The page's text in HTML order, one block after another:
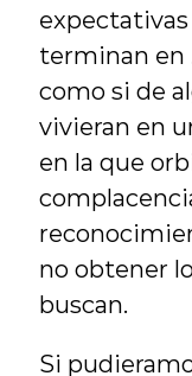
terminan en
como si de
vivieran en
en la que
no obtener
buscan.
Si